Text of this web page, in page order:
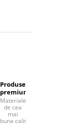
Produse
premium.
Materiale
de cea
mai
buna calitate.